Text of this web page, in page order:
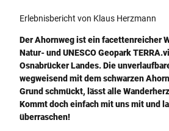
Erlebnisbericht von Klaus Herzmann
Der Ahornweg ist ein facettenreicher
Natur- und UNESCO Geopark
Osnabrücker Landes. Die
wegweisend mit dem schwarzen
Grund schmückt, lässt alle
Kommt doch einfach mit uns mit und
überraschen!